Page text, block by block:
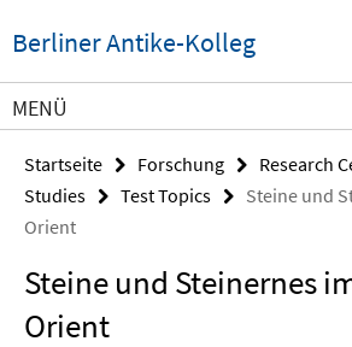
direkt
zu
Inhalt
Berliner Antike-Kolleg
Service-
MENÜ
Startseite Forschung
Research
Studies
Test Topics
Steine und
Orient
Steine und Steinernes
Orient